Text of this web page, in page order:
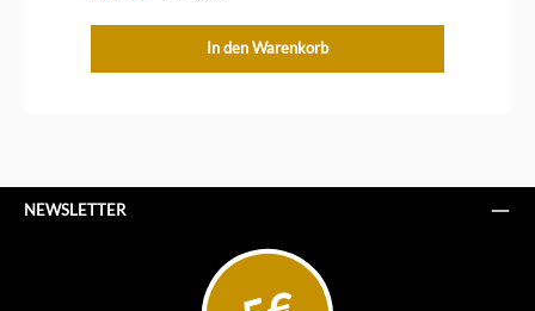
In den Warenkorb
NEWSLETTER